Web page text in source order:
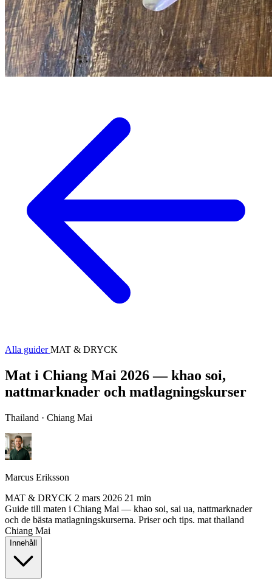
Alla guiderMAT & DRYCK
Mat i Chiang Mai 2026 — khao soi,
nattmarknader och matlagningskurser
Thailand · Chiang Mai
Marcus Eriksson
MAT & DRYCK 2 mars 2026 21 min
Guide till maten i Chiang Mai — khao soi, sai ua, nattmarknader
och de bästa matlagningskurserna. Priser och tips. mat thailand
Chiang Mai
Innehåll